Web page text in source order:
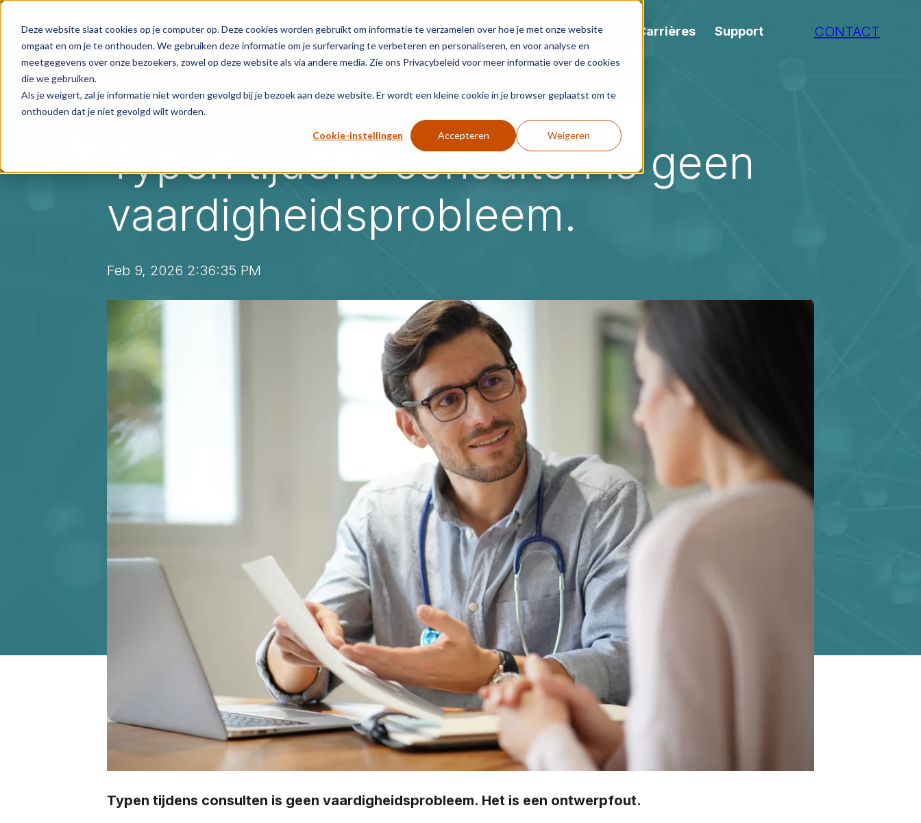
Deze website slaat cookies op je computer op. Deze cookies worden gebruikt om informatie te verzamelen over hoe je met onze website
omgaat en om je te onthouden. We gebruiken deze informatie om je surfervaring te verbeteren en personaliseren, en voor analyse en
meetgegevens over onze bezoekers, zowel op deze website als via andere media. Zie ons Privacybeleid voor meer informatie over de cookies
die we gebruiken.
Als je weigert, zal je informatie niet worden gevolgd bij je bezoek aan deze website. Er wordt een kleine cookie in je browser geplaatst om te
onthouden dat je niet gevolgd wilt worden.
Cookie-instellingen Accepteren Weigeren
Skip to main content
Oplossingen Succesverhalen Security Resources Carrières Support CONTACT
Typen tijdens consulten is geen
vaardigheidsprobleem.
Feb 9, 2026 2:36:35 PM
Typen tijdens consulten is geen vaardigheidsprobleem. Het is een ontwerpfout.